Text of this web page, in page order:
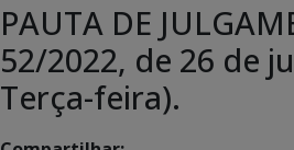
PAUTA DE
52/2022, de 26 de
Terça-feira).